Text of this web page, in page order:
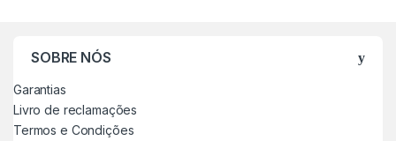
SOBRE NÓS
Garantias
Livro de reclamações
Termos e Condições